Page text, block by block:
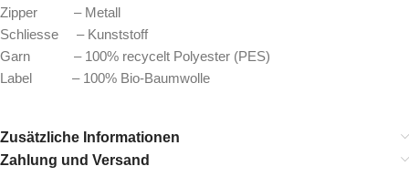
Zipper – Metall
Schliesse – Kunststoff
Garn – 100% recycelt Polyester (PES)
Label – 100% Bio-Baumwolle
Zusätzliche Informationen
Zahlung und Versand